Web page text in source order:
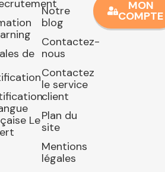
de
Le
Notre
blog
Contactez-
nous
Contactez
le service
client
Plan du
site
Mentions
légales
MON
COMPTE